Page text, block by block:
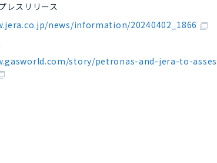
レスリリース
news/information/20240402_1866
story/petronas-and-jera-to-